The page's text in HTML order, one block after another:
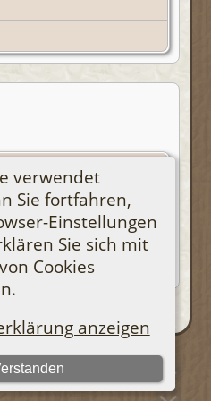
verwendet
Sie fortfahren,
Einstellungen
Sie sich mit
Cookies
anzeigen